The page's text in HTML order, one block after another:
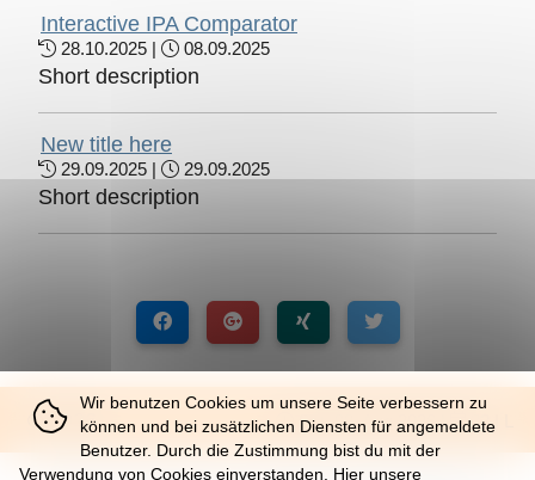
Interactive IPA Comparator
28.10.2025 | 08.09.2025
Short description
New title here
29.09.2025 | 29.09.2025
Short description
© 2026 Sat, 08. Aug 2026 | 32 | L
Wir benutzen Cookies um unsere Seite verbessern zu
können und bei zusätzlichen Diensten für angemeldete
Benutzer. Durch die Zustimmung bist du mit der
Verwendung von Cookies einverstanden. Hier unsere